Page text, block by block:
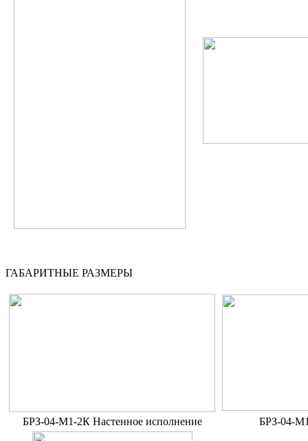
ГАБАРИТНЫЕ РАЗМЕРЫ
БРЗ-04-М1-2К Настенное исполнение БРЗ-04-